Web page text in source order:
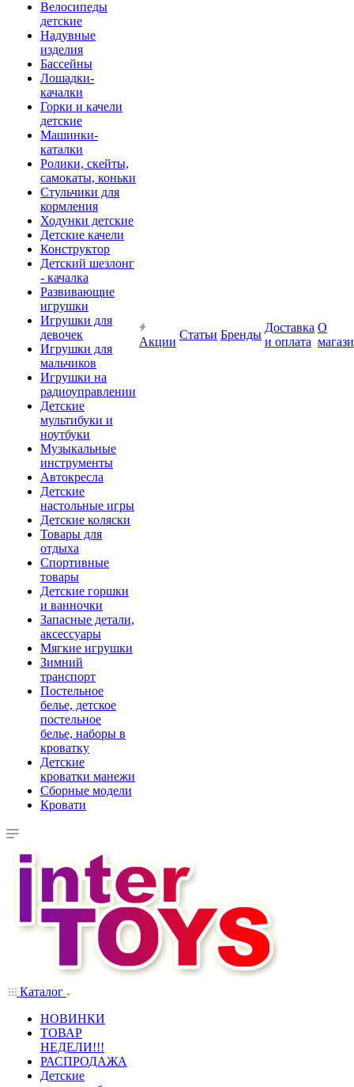
Велосипеды
детские
Надувные
изделия
Бассейны
Лошадки-
качалки
Горки и качели
детские
Машинки-
каталки
Ролики, скейты,
самокаты, коньки
Стульчики для
кормления
Ходунки детские
Детские качели
Конструктор
Детский шезлонг
- качалка
Развивающие
игрушки
Игрушки для
девочек
Игрушки для
мальчиков
Игрушки на
радиоуправлении
Детские
мультибуки и
ноутбуки
Музыкальные
инструменты
Автокресла
Детские
настольные игры
Детские коляски
Товары для
отдыха
Спортивные
товары
Детские горшки
и ванночки
Запасные детали,
аксессуары
Мягкие игрушки
Зимний
транспорт
Постельное
белье, детское
постельное
белье, наборы в
кроватку
Детские
кроватки манежи
Сборные модели
Кровати
Акции
Статьи Бренды
Доставка
и оплата
О
Каталог
НОВИНКИ
ТОВАР
НЕДЕЛИ!!!
РАСПРОДАЖА
Детские